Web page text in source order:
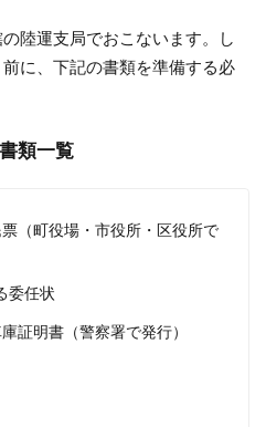
陸運支局でおこないます。し
に、下記の書類を準備する必
類一覧
（町役場・市役所・区役所で
委任状
証明書（警察署で発行）